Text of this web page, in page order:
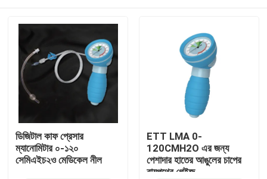
ডিজিটাল কাফ প্রেসার
ম্যানোমিটার ০-১২০
সেমিএইচ২ও মেডিকেল নীল
ETT LMA 0-
120CMH2O এর জন্য
পেশাদার হাতের আঙুলের চাপের
বায়ুপথের গেইজ